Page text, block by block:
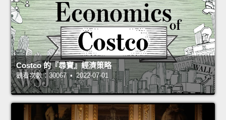
Costco 的『尋寶』經濟策略
觀看次數：30067 • 2022-07-01